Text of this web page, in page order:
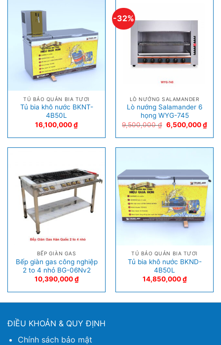
TỦ BẢO QUẢN BIA TƯƠI
Tủ bia khô nước BKNT-
4B50L
16,100,000₫
-32%
LÒ NƯỚNG SALAMANDER
Lò nướng Salamander 6
họng WYG-745
9,500,000₫ 6,500,000₫
BẾP GIÀN GAS
Bếp giàn gas công nghiệp
2 to 4 nhỏ BG-06Nv2
10,390,000₫
TỦ BẢO QUẢN BIA TƯƠI
Tủ bia khô nước BKND-
4B50L
14,850,000₫
ĐIỀU KHOẢN & QUY ĐỊNH
Chính sách bảo mật